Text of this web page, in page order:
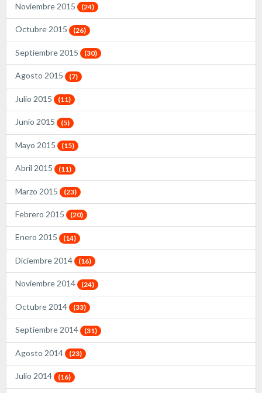
Noviembre 2015 (24)
Octubre 2015 (26)
Septiembre 2015 (30)
Agosto 2015 (7)
Julio 2015 (11)
Junio 2015 (5)
Mayo 2015 (15)
Abril 2015 (11)
Marzo 2015 (23)
Febrero 2015 (20)
Enero 2015 (14)
Diciembre 2014 (16)
Noviembre 2014 (24)
Octubre 2014 (33)
Septiembre 2014 (31)
Agosto 2014 (23)
Julio 2014 (16)